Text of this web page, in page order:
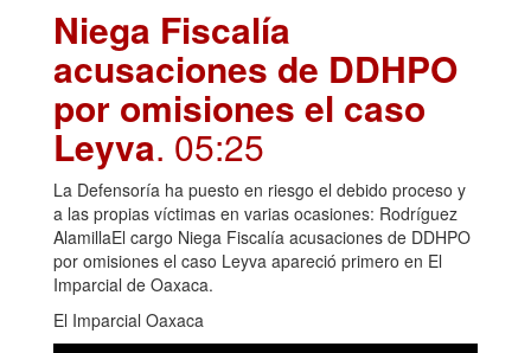
Niega Fiscalía
acusaciones de DDHPO
por omisiones el caso
Leyva. 05:25
La Defensoría ha puesto en riesgo el debido proceso y
a las propias víctimas en varias ocasiones: Rodríguez
AlamillaEl cargo Niega Fiscalía acusaciones de DDHPO
por omisiones el caso Leyva apareció primero en El
Imparcial de Oaxaca.
El Imparcial Oaxaca